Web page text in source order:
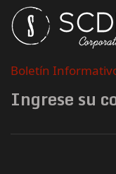
Boletín